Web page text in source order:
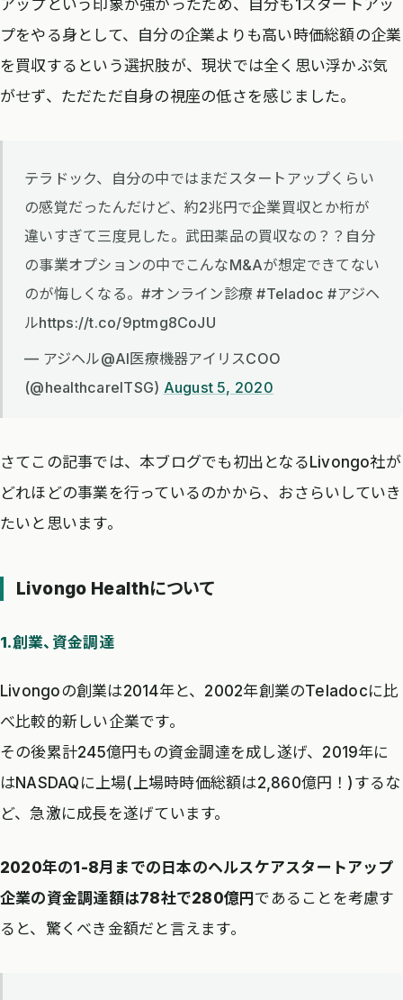
アップという印象が強かったため、自分も1スタートアッ
プをやる身として、自分の企業よりも高い時価総額の企業
を買収するという選択肢が、現状では全く思い浮かぶ気
がせず、ただただ自身の視座の低さを感じました。
テラドック、自分の中ではまだスタートアップくらい
の感覚だったんだけど、約2兆円で企業買収とか桁が
違いすぎて三度見した。武田薬品の買収なの？？自分
の事業オプションの中でこんなM&Aが想定できてない
のが悔しくなる。#オンライン診療 #Teladoc #アジヘ
ルhttps://t.co/9ptmg8CoJU
— アジヘル@AI医療機器アイリスCOO
(@healthcareITSG) August 5, 2020
さてこの記事では、本ブログでも初出となるLivongo社が
どれほどの事業を行っているのかから、おさらいしていき
たいと思います。
Livongo Healthについて
1.創業、資金調達
Livongoの創業は2014年と、2002年創業のTeladocに比
べ比較的新しい企業です。
その後累計245億円もの資金調達を成し遂げ、2019年に
はNASDAQに上場(上場時時価総額は2,860億円！)するな
ど、急激に成長を遂げています。
2020年の1-8月までの日本のヘルスケアスタートアップ
企業の資金調達額は78社で280億円であることを考慮す
ると、驚くべき金額だと言えます。